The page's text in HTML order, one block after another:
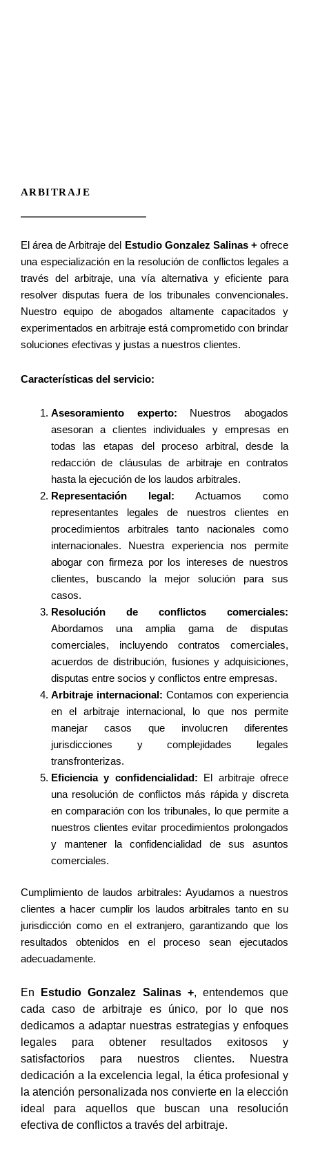
ARBITRAJE
El área de Arbitraje del Estudio Gonzalez Salinas +ofrece
una especialización en la resolución de conflictos legales a
través del arbitraje, una vía alternativa y eficiente para
resolver disputas fuera de los tribunales convencionales.
Nuestro equipo de abogados altamente capacitados y
experimentados en arbitraje está comprometido con brindar
soluciones efectivas y justas a nuestros clientes.
Características del servicio:
Asesoramiento experto: Nuestros abogados
asesoran a clientes individuales y empresas en
todas las etapas del proceso arbitral, desde la
redacción de cláusulas de arbitraje en contratos
hasta la ejecución de los laudos arbitrales.
Representación legal: Actuamos como
representantes legales de nuestros clientes en
procedimientos arbitrales tanto nacionales como
internacionales. Nuestra experiencia nos permite
abogar con firmeza por los intereses de nuestros
clientes, buscando la mejor solución para sus
casos.
Resolución de conflictos comerciales:
Abordamos una amplia gama de disputas
comerciales, incluyendo contratos comerciales,
acuerdos de distribución, fusiones y adquisiciones,
disputas entre socios y conflictos entre empresas.
Arbitraje internacional: Contamos con experiencia
en el arbitraje internacional, lo que nos permite
manejar casos que involucren diferentes
jurisdicciones y complejidades legales
transfronterizas.
Eficiencia y confidencialidad: El arbitraje ofrece
una resolución de conflictos más rápida y discreta
en comparación con los tribunales, lo que permite a
nuestros clientes evitar procedimientos prolongados
y mantener la confidencialidad de sus asuntos
comerciales.
Cumplimiento de laudos arbitrales: Ayudamos a nuestros
clientes a hacer cumplir los laudos arbitrales tanto en su
jurisdicción como en el extranjero, garantizando que los
resultados obtenidos en el proceso sean ejecutados
adecuadamente.
En Estudio Gonzalez Salinas +, entendemos que
cada caso de arbitraje es único, por lo que nos
dedicamos a adaptar nuestras estrategias y enfoques
legales para obtener resultados exitosos y
satisfactorios para nuestros clientes. Nuestra
dedicación a la excelencia legal, la ética profesional y
la atención personalizada nos convierte en la elección
ideal para aquellos que buscan una resolución
efectiva de conflictos a través del arbitraje.